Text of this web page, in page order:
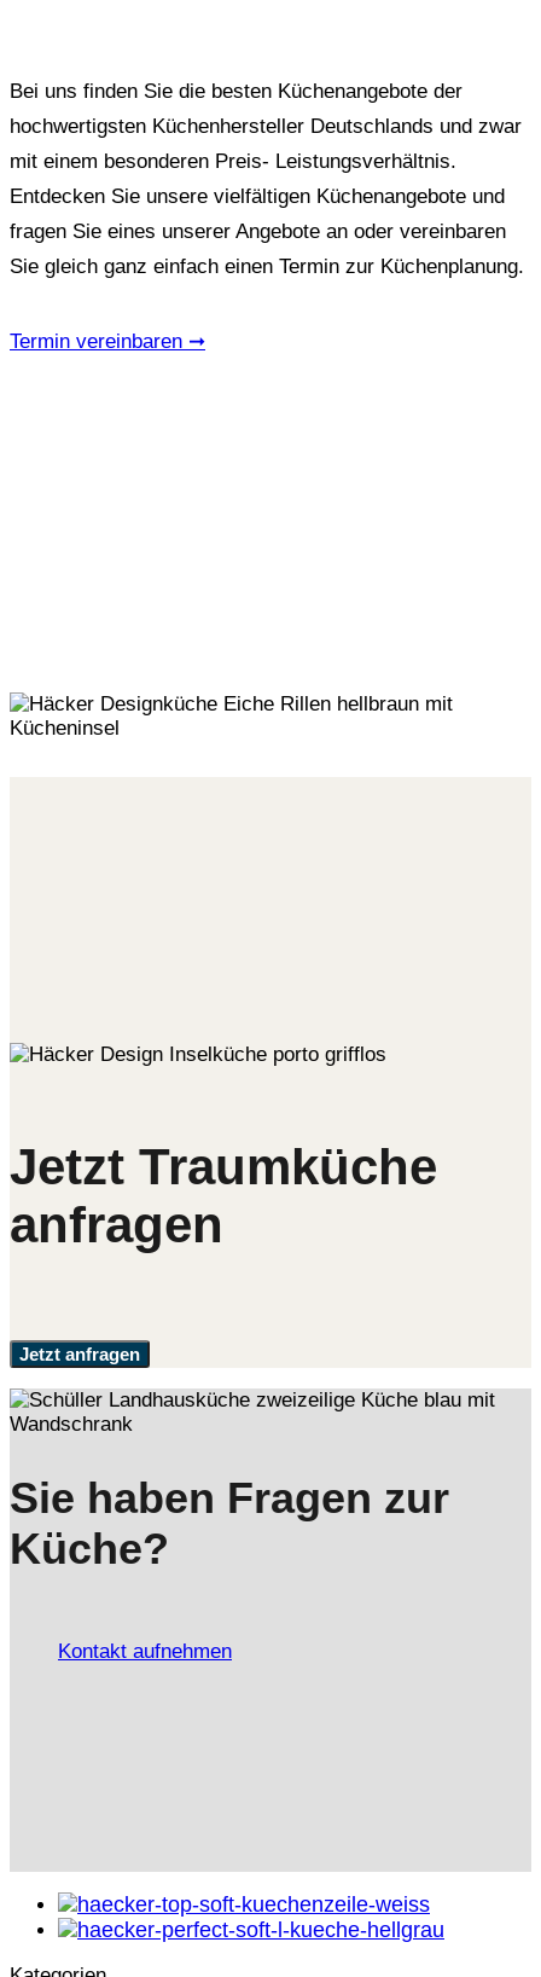
Bei uns finden Sie die besten Küchenangebote der
hochwertigsten Küchenhersteller Deutschlands und zwar
mit einem besonderen Preis- Leistungsverhältnis.
Entdecken Sie unsere vielfältigen Küchenangebote und
fragen Sie eines unserer Angebote an oder vereinbaren
Sie gleich ganz einfach einen Termin zur Küchenplanung.
Termin vereinbaren ➞
Jetzt Traumküche
anfragen
Jetzt anfragen
Sie haben Fragen zur
Küche?
Kontakt aufnehmen